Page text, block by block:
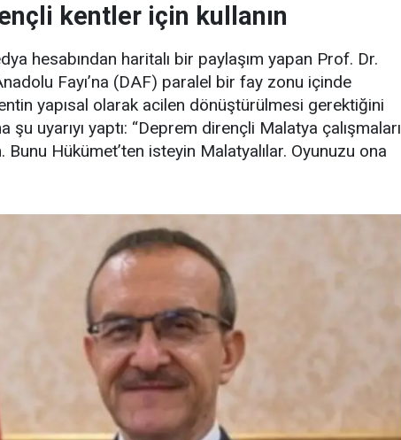
kentler için kullanın
hesabından haritalı bir paylaşım yapan Prof. Dr.
Fayı’na (DAF) paralel bir fay zonu içinde
yapısal olarak acilen dönüştürülmesi gerektiğini
şu uyarıyı yaptı: “Deprem dirençli Malatya çalışmaları
Hükümet’ten isteyin Malatyalılar. Oyunuzu ona